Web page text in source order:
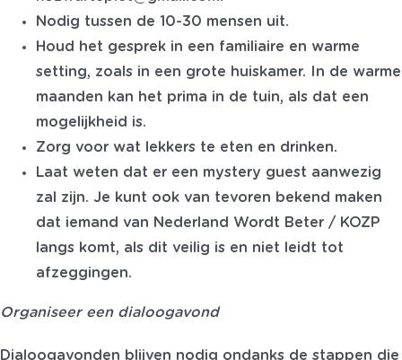
Nodig tussen de 10-30 mensen uit.
Houd het gesprek in een familiaire en warme
setting, zoals in een grote huiskamer. In de warme
maanden kan het prima in de tuin, als dat een
mogelijkheid is.
Zorg voor wat lekkers te eten en drinken.
Laat weten dat er een mystery guest aanwezig
zal zijn. Je kunt ook van tevoren bekend maken
dat iemand van Nederland Wordt Beter / KOZP
langs komt, als dit veilig is en niet leidt tot
afzeggingen.
Organiseer een dialoogavond
Dialoogavonden blijven nodig ondanks de stappen die